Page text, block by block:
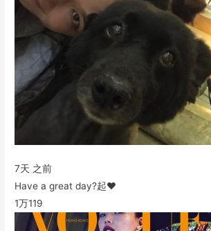
7天 之前
Have a great day?起❤️
1万119